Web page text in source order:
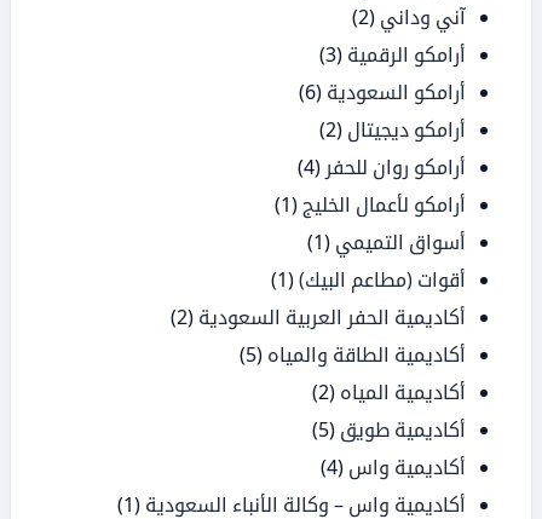
آني وداني (2)
أرامكو الرقمية (3)
أرامكو السعودية (6)
أرامكو ديجيتال (2)
أرامكو روان للحفر (4)
أرامكو لأعمال الخليج (1)
أسواق التميمي (1)
أقوات (مطاعم البيك)(1)
أكاديمية الحفر العربية السعودية (2)
أكاديمية الطاقة والمياه (5)
أكاديمية المياه (2)
أكاديمية طويق (5)
أكاديمية واس (4)
أكاديمية واس – وكالة الأنباء السعودية (1)